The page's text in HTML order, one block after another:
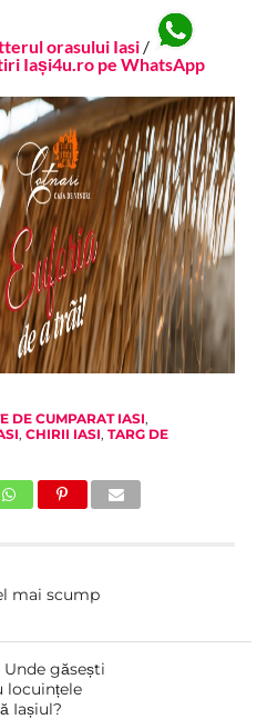
orasului Iasi /
Iași4u.ro pe WhatsApp
DE CUMPARAT IASI,
, CHIRII IASI, TARG DE
mai scump
găsești
locuințele
Iașiul?